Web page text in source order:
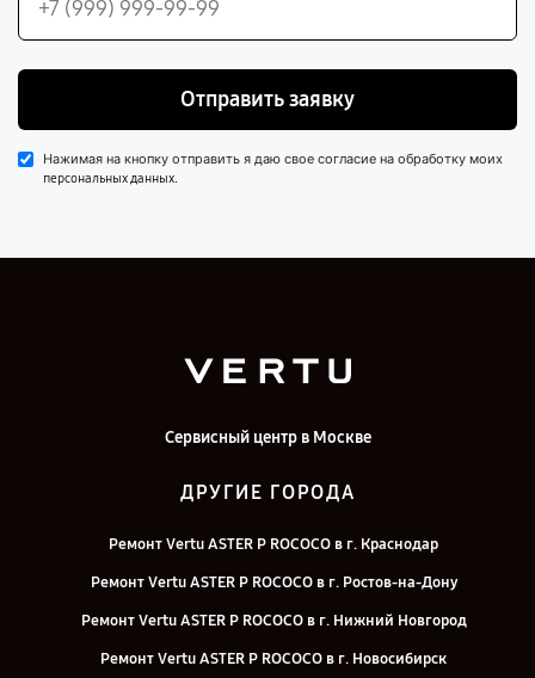
Отправить заявку
Нажимая на кнопку отправить я даю свое согласие на обработку моих
персональных данных.
Сервисный центр в Москве
ДРУГИЕ ГОРОДА
Ремонт Vertu ASTER P ROCOCO в г. Краснодар
Ремонт Vertu ASTER P ROCOCO в г. Ростов-на-Дону
Ремонт Vertu ASTER P ROCOCO в г. Нижний Новгород
Ремонт Vertu ASTER P ROCOCO в г. Новосибирск